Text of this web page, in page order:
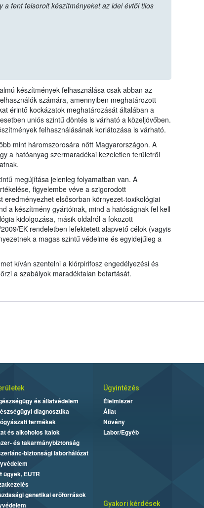
fent felsorolt készítményeket az idei évtől tilos
készítmények felhasználása csak abban az
számára, amennyiben meghatározott
érintő kockázatok meghatározását általában a
uniós szintű döntés is várható a közeljövőben.
felhasználásának korlátozása is várható.
mint háromszorosára nőtt Magyarországon. A
a hatóanyag szermaradékai kezeletlen területről
megújítása jelenleg folyamatban van. A
figyelembe véve a szigorodott
elsősorban környezet-toxikológiai
a készítmény gyártóinak, mind a hatóságnak fel kell
kidolgozása, másik oldalról a fokozott
EK rendeletben lefektetett alapvető célok (vagyis
a magas szintű védelme és egyidejűleg a
kíván szentelni a klórpirifosz engedélyezési és
a szabályok maradéktalan betartását.
és állatvédelem
diagnosztika
termékek
és alkoholos italok
és takarmánybiztonság
biztonsági laborhálózat
ügyek, EUTR
genetikai erőforrások
Ügyintézés
Élelmiszer
Állat
Növény
Labor/Egyéb
Gyakori kérdések